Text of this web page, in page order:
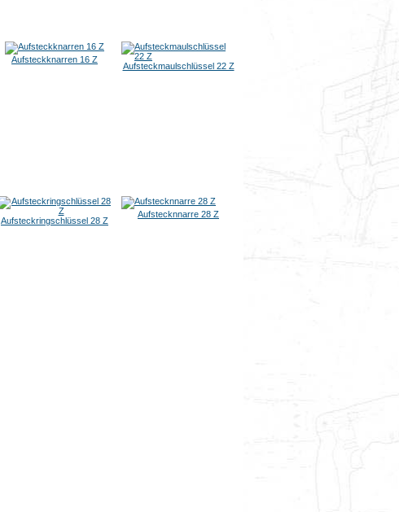
Aufsteckknarren 16 Z
Aufsteckmaulschlüssel 22 Z
Aufsteckringschlüssel 28 Z
Aufstecknnarre 28 Z